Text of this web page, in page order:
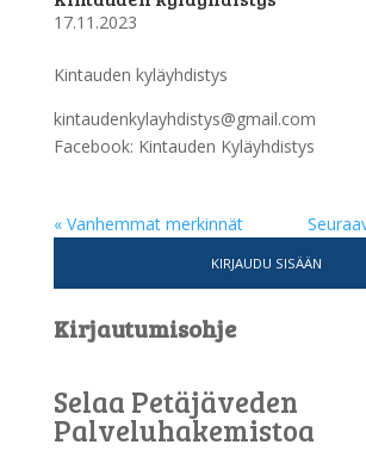
17.11.2023
Kintauden kyläyhdistys
kintaudenkylayhdistys@gmail.com
Facebook: Kintauden Kyläyhdistys
« Vanhemmat merkinnät
KIRJAUDU SISÄÄN
Kirjautumisohje
Selaa Petäjäveden
Palveluhakemistoa